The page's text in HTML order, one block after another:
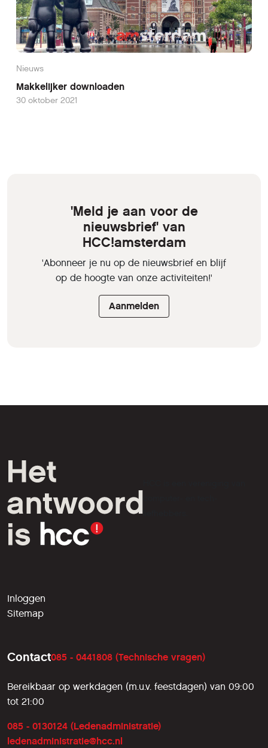
Nieuws
Makkelijker downloaden
30 oktober 2021
'Meld je aan voor de
nieuwsbrief' van
HCC!amsterdam
'Abonneer je nu op de nieuwsbrief en blijf
op de hoogte van onze activiteiten!'
Aanmelden
liefhebbers.
Inloggen
Sitemap
Contact085 - 0441808 (Technische vragen)
Bereikbaar op werkdagen (m.u.v. feestdagen) van 09:00
tot 21:00
085 - 0130124 (Ledenadministratie)
ledenadministratie@hcc.nl